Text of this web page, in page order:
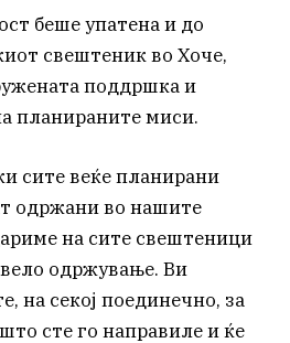
беше упатена и до
свештеник во Хоче,
поддршка и
планираните миси.
сите веќе планирани
одржани во нашите
на сите свештеници
одржување. Ви
на секој поединечно, за
сте го направиле и ќе